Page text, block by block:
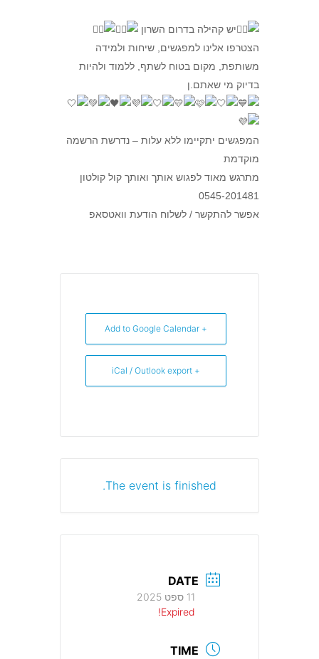
יש קהילה בדרום השרון
הצטרפו אלינו למפגשים, שיחות ולמידה
משותפת, מקום בטוח לשתף, ללמוד ולהיות
בדיוק מי שאתם.ן
המפגשים יתקיימו ללא עלות – נדרשת הרשמה
מוקדמת
מתרגש מאוד לפגוש אותך ואותך קול קולטון
0545-201481
אפשר להתקשר / לשלוח הודעת וואטסאפ
+ Add to Google Calendar
+ iCal / Outlook export
The event is finished.
DATE
11 ספט 2025
Expired!
TIME